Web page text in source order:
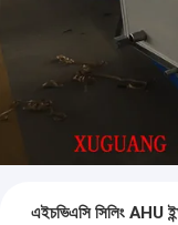
এইচভিএসি সিলিং AHU